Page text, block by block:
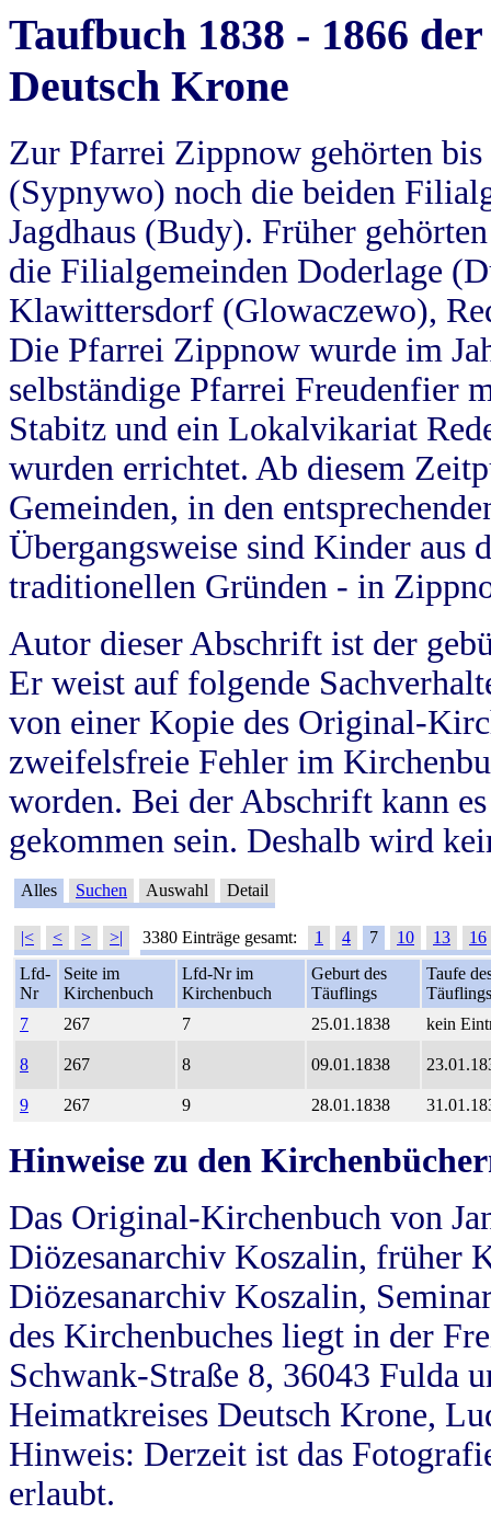
Taufbuch 1838 - 1866
Deutsch Krone
Zur Pfarrei Zippnow gehörten
(Sypnywo) noch die beiden
Jagdhaus (Budy). Früher
die Filialgemeinden Doderlage
Klawittersdorf (Glowaczewo),
Die Pfarrei Zippnow wurde im
selbständige Pfarrei Freudenfier
Stabitz und ein Lokalvikariat
wurden errichtet. Ab diesem
Gemeinden, in den
Übergangsweise sind Kinder aus
traditionellen Gründen - in
Autor dieser Abschrift ist der
Er weist auf folgende
von einer Kopie des Original-
zweifelsfreie Fehler im
worden. Bei der Abschrift kann
gekommen sein. Deshalb wird
Alles Suchen Auswahl Detail
|< < > >| 3380 Einträge gesamt: 1 4 7 10 13
16
Lfd-
Nr
Seite im
Kirchenbuch
Lfd-Nr im
Kirchenbuch
Geburt des
Täuflings
Taufe
Täuflings
7
267 7 25.01.1838 kein
8 267 8 09.01.1838
9 267 9 28.01.1838
Hinweise zu den
Das Original-Kirchenbuch von
Diözesanarchiv Koszalin, früher
Diözesanarchiv Koszalin,
des Kirchenbuches liegt in der
Schwank-Straße 8, 36043 Fulda
Heimatkreises Deutsch Krone,
Hinweis: Derzeit ist das
erlaubt.